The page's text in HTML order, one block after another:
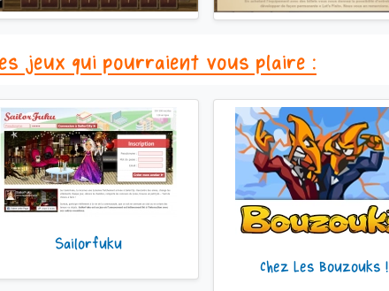
jeux qui pourraient vous plaire :
Sailorfuku
Chez Les Bouzouks !